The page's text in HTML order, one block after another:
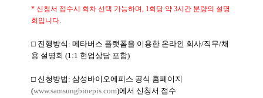
* 신청서 접수시 회차 선택 가능하며 , 1 회당 약 3시간 분량의 설명
회입니다
□ 진행방식 : 메타버스 플랫폼을 이용한 온라인 회사/직무/채
용 설명회 (1:1 현업상담 포함)
□ 신청방법 : 삼성바이오에피스 공식 홈페이지
(www.samsungbioepis.com)에서 신청서 접수